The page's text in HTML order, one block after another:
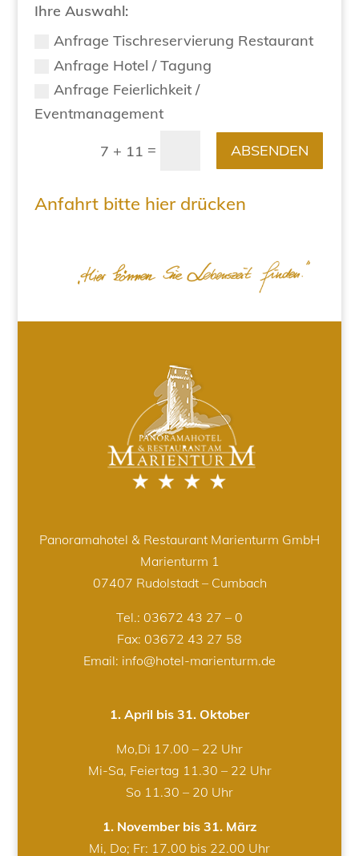
Ihre Auswahl:
Anfrage Tischreservierung Restaurant
Anfrage Hotel / Tagung
Anfrage Feierlichkeit /
Eventmanagement
7 + 11 = ABSENDEN
Anfahrt bitte hier drücken
Panoramahotel & Restaurant Marienturm GmbH
Marienturm 1
07407 Rudolstadt – Cumbach
Tel.: 03672 43 27 – 0
Fax: 03672 43 27 58
Email: info@hotel-marienturm.de
1. April bis 31. Oktober
Mo,Di 17.00 – 22 Uhr
Mi-Sa, Feiertag 11.30 – 22 Uhr
So 11.30 – 20 Uhr
1. November bis 31. März
Mi, Do; Fr: 17.00 bis 22.00 Uhr